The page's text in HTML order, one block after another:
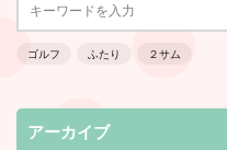
ゴルフ ふたり ２サム
アーカイブ